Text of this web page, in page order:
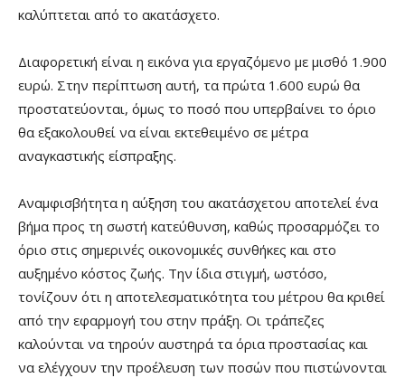
καλύπτεται από το ακατάσχετο.
Διαφορετική είναι η εικόνα για εργαζόμενο με μισθό 1.900
ευρώ. Στην περίπτωση αυτή, τα πρώτα 1.600 ευρώ θα
προστατεύονται, όμως το ποσό που υπερβαίνει το όριο
θα εξακολουθεί να είναι εκτεθειμένο σε μέτρα
αναγκαστικής είσπραξης.
Αναμφισβήτητα η αύξηση του ακατάσχετου αποτελεί ένα
βήμα προς τη σωστή κατεύθυνση, καθώς προσαρμόζει το
όριο στις σημερινές οικονομικές συνθήκες και στο
αυξημένο κόστος ζωής. Την ίδια στιγμή, ωστόσο,
τονίζουν ότι η αποτελεσματικότητα του μέτρου θα κριθεί
από την εφαρμογή του στην πράξη. Οι τράπεζες
καλούνται να τηρούν αυστηρά τα όρια προστασίας και
να ελέγχουν την προέλευση των ποσών που πιστώνονται